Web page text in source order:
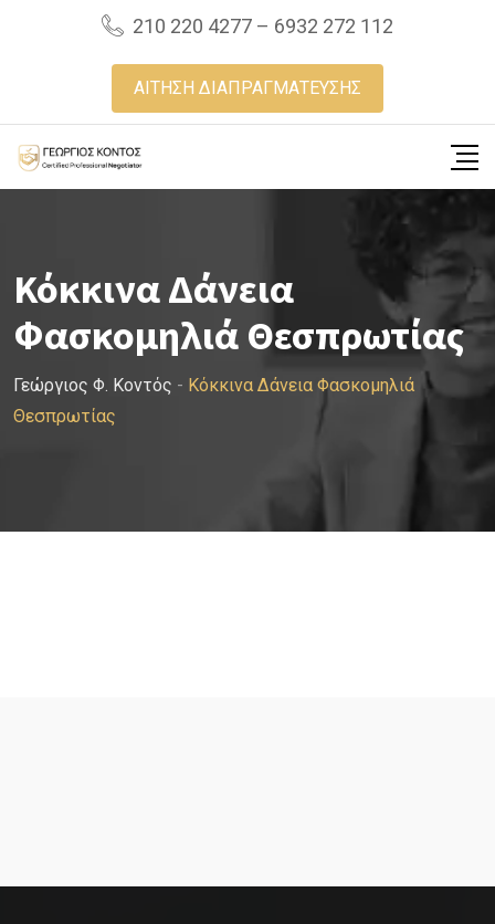
210 220 4277 – 6932 272 112
ΑΙΤΗΣΗ ΔΙΑΠΡΑΓΜΑΤΕΥΣΗΣ
Κόκκινα Δάνεια
Φασκομηλιά Θεσπρωτίας
Γεώργιος Φ. Κοντός - Κόκκινα Δάνεια Φασκομηλιά
Θεσπρωτίας